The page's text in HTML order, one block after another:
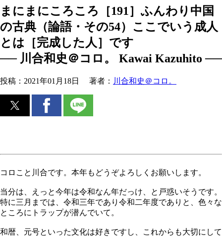
まにまにころころ［191］ふんわり中国
の古典（論語・その54）ここでいう成人
とは［完成した人］です
── 川合和史＠コロ。 Kawai Kazuhito ──
投稿： 2021年01月18日 著者： 川合和史＠コロ。
コロこと川合です。本年もどうぞよろしくお願いします。
当分は、えっと今年は令和なん年だっけ、と戸惑いそうです。
特に三月までは、令和三年であり令和二年度でありと、色々な
ところにトラップが潜んでいて。
和暦、元号といった文化は好きですし、これからも大切にして